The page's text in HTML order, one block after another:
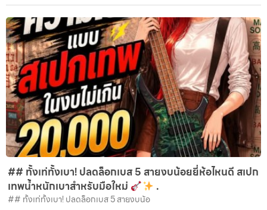
## ทั้งเท่ทั้งเบา! ปลดล็อกเบส 5 สายงบน้อยยี่ห้อไหนดี สเปก
เทพน้ำหนักเบาสำหรับมือใหม่
.
## ทั้งเท่ทั้งเบา! ปลดล็อกเบส 5 สายงบน้อ